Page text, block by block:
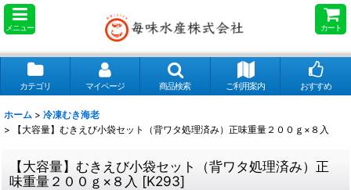
メニュー カート
カテゴリ マイページ 商品検索 ご利用案内 おすすめ
ホーム > 冷凍むき海老
>
【大容量】むきえび小袋セット（背ワタ処理済み）正味重量２００ｇ×８入
【大容量】むきえび小袋セット（背ワタ処理済み）正
味重量２００ｇ×８入 [K293]